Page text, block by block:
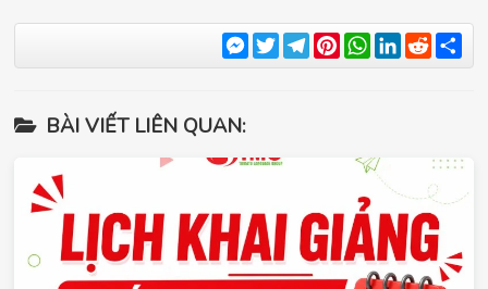
Messenger
TwitterTelegram
Pinterest
WhatsApp
LinkedIn
Reddit
BÀI VIẾT LIÊN QUAN: